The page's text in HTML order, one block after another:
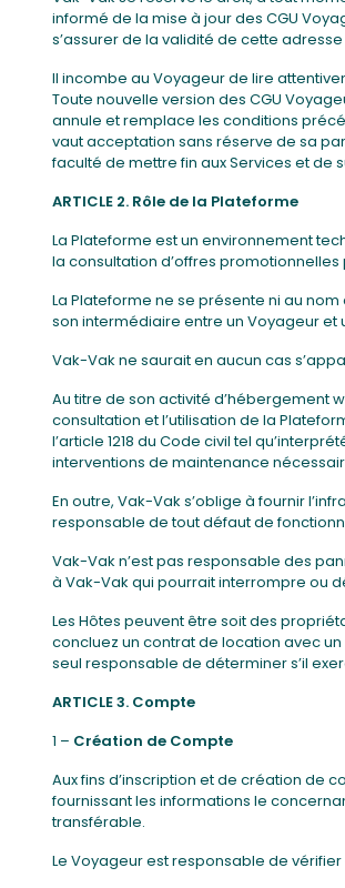
informé de la mise à jour des CGU
s’assurer de la validité de cette
Il incombe au Voyageur de lire
Toute nouvelle version des CGU
annule et remplace les conditions
vaut acceptation sans réserve de sa
faculté de mettre fin aux Services et
ARTICLE 2. Rôle de la Plateforme
La Plateforme est un environnement
la consultation d’offres
La Plateforme ne se présente ni au
son intermédiaire entre un Voyageur et
Vak-Vak ne saurait en aucun cas
Au titre de son activité d’hébergement
consultation et l’utilisation de la
l’article 1218 du Code civil tel
interventions de maintenance
En outre, Vak-Vak s’oblige à fournir
responsable de tout défaut de
Vak-Vak n’est pas responsable des
à Vak-Vak qui pourrait interrompre ou
Les Hôtes peuvent être soit des
concluez un contrat de location avec
seul responsable de déterminer s’il
ARTICLE 3. Compte
1 – Création de Compte
Aux fins d’inscription et de création de
fournissant les informations le
transférable.
Le Voyageur est responsable de